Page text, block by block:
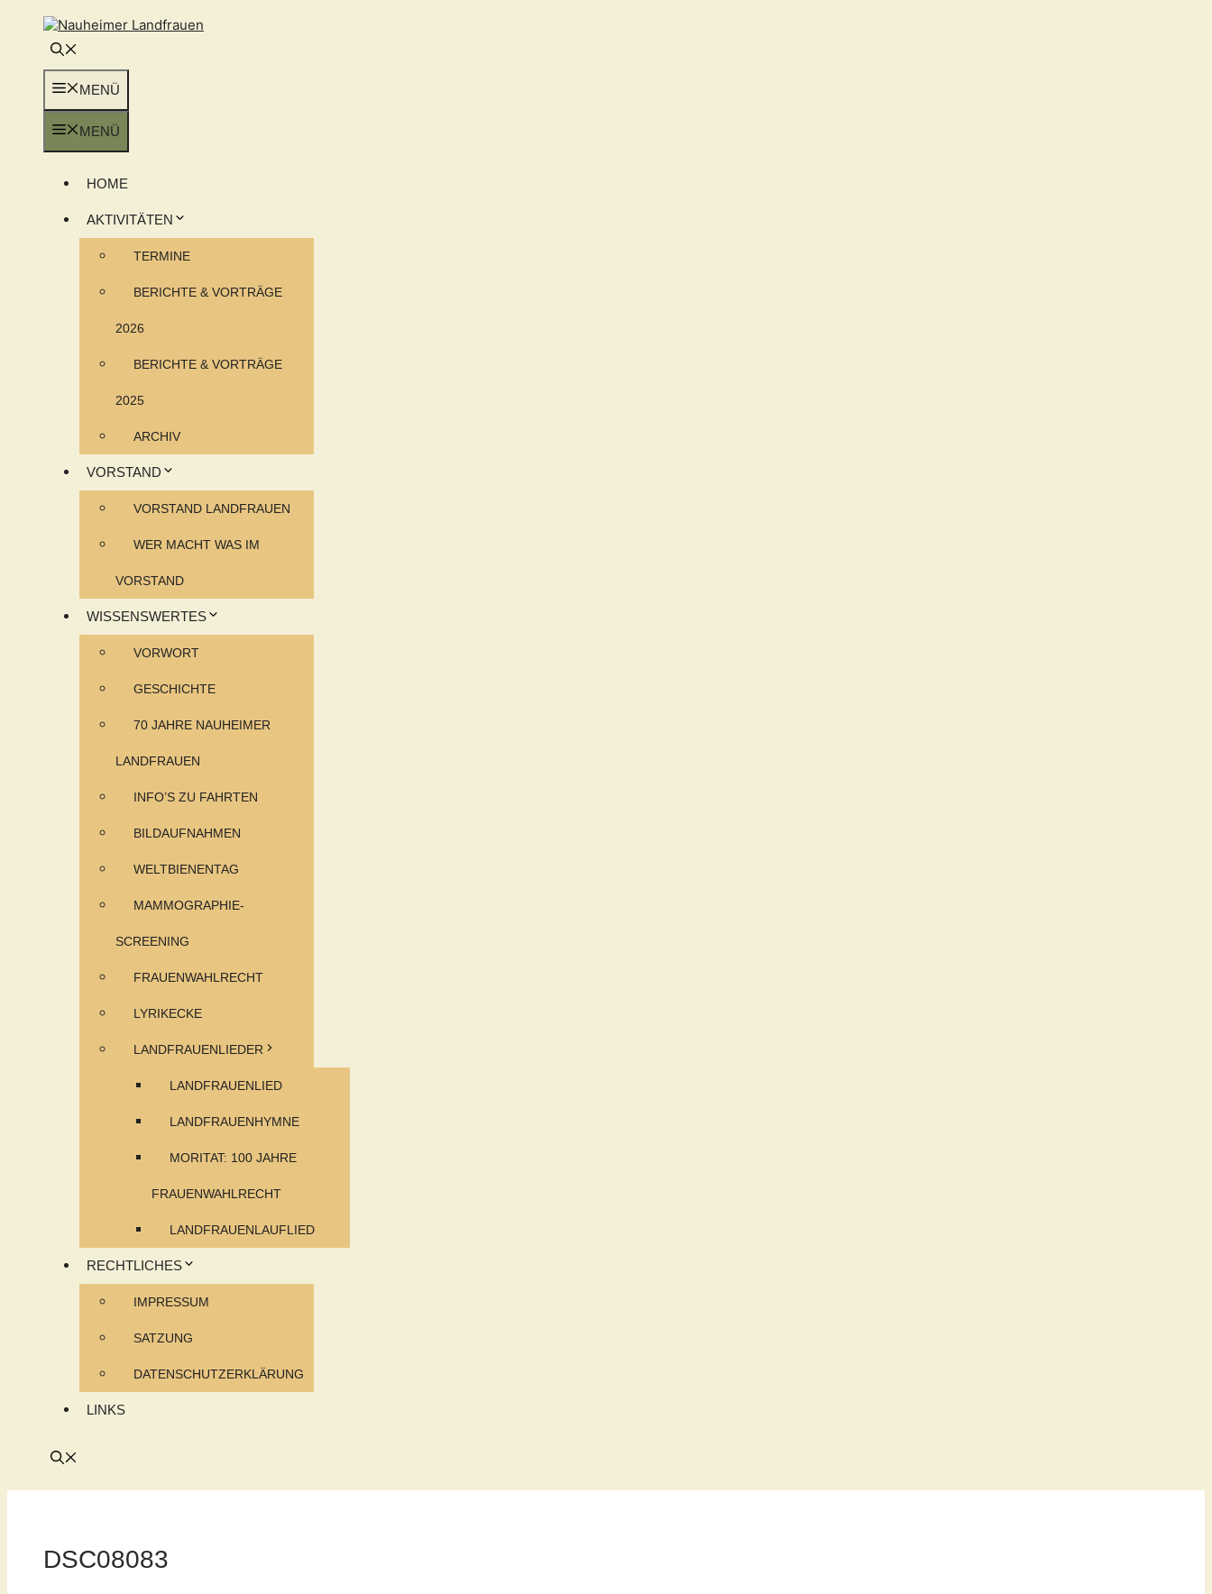
springen
MENÜ
MENÜ
HOME
AKTIVITÄTEN
TERMINE
BERICHTE & VORTRÄGE
2026
BERICHTE & VORTRÄGE
2025
ARCHIV
VORSTAND
VORSTAND LANDFRAUEN
WER MACHT WAS IM
VORSTAND
WISSENSWERTES
VORWORT
GESCHICHTE
70 JAHRE NAUHEIMER
LANDFRAUEN
INFO’S ZU FAHRTEN
BILDAUFNAHMEN
WELTBIENENTAG
MAMMOGRAPHIE-
SCREENING
FRAUENWAHLRECHT
LYRIKECKE
LANDFRAUENLIEDER
LANDFRAUENLIED
LANDFRAUENHYMNE
MORITAT: 100 JAHRE
FRAUENWAHLRECHT
LANDFRAUENLAUFLIED
RECHTLICHES
IMPRESSUM
SATZUNG
DATENSCHUTZERKLÄRUNG
LINKS
DSC08083